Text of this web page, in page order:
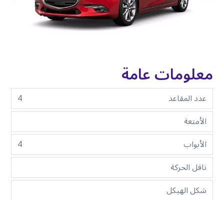
معلومات عامة
عدد المقاعد
4
الأمتعة
الأبواب
4
ناقل الحركة
شكل الهيكل